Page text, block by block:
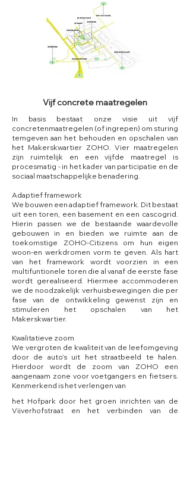
Vijf concrete maatregelen
In basis bestaat onze visie uit vijf
concretenmaatregelen (of ingrepen) om sturing
temgeven aan het behouden en opschalen van
het Makerskwartier ZOHO. Vier maatregelen
zijn ruimtelijk en een vijfde maatregel is
procesmatig - in het kader van participatie en de
sociaal maatschappelijke benadering.
Adaptief framework
We bouwen een adaptief framework. Dit bestaat
uit een toren, een basement en een cascogrid.
Hierin passen we de bestaande waardevolle
gebouwen in en bieden we ruimte aan de
toekomstige ZOHO-Citizens om hun eigen
woon-en werkdromen vorm te geven. Als hart
van het framework wordt voorzien in een
multifuntionele toren die al vanaf de eerste fase
wordt gerealiseerd. Hiermee accommoderen
we de noodzakelijk verhuisbewegingen die per
fase van de ontwikkeling gewenst zijn en
stimuleren het opschalen van het
Makerskwartier.
Kwalitatieve zoom
We vergroten de kwaliteit van de leefomgeving
door de auto’s uit het straatbeeld te halen.
Hierdoor wordt de zoom van ZOHO een
aangenaam zone voor voetgangers en fietsers.
Kenmerkend is het verlengen van
het Hofpark door het groen inrichten van de
Vijverhofstraat en het verbinden van de